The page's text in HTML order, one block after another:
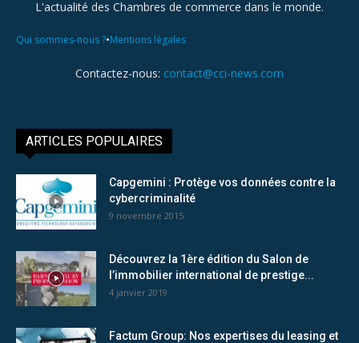
L'actualité des Chambres de commerce dans le monde.
Qui sommes-nous ?•Mentions légales
Contactez-nous: contact@cci-news.com
ARTICLES POPULAIRES
Capgemini : Protège vos données contre la
cybercriminalité
9 novembre 2015
Découvrez la 1ère édition du Salon de
l’immobilier international de prestige...
4 janvier 2019
Factum Group: Nos expertises du leasing et